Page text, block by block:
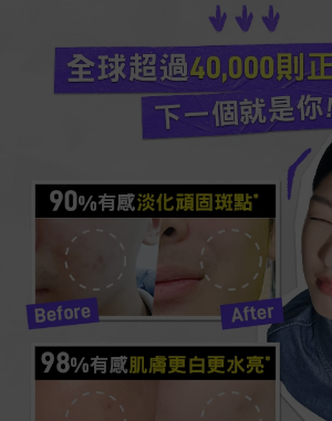
全球超過40,000則
下一個就是你
90%有感淡化頑固斑點*
98%有感肌膚更白更水亮*